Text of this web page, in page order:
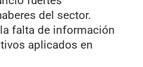
del sector.
falta de información
aplicados en